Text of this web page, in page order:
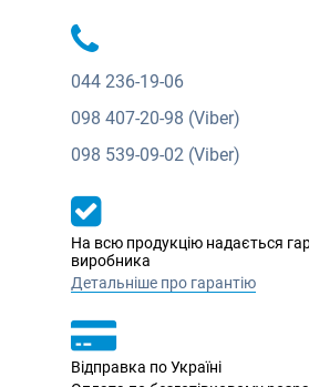
044 236-19-06
098 407-20-98 (Viber)
098 539-09-02 (Viber)
На всю продукцію надається
виробника
Детальніше про гарантію
Відправка по Україні